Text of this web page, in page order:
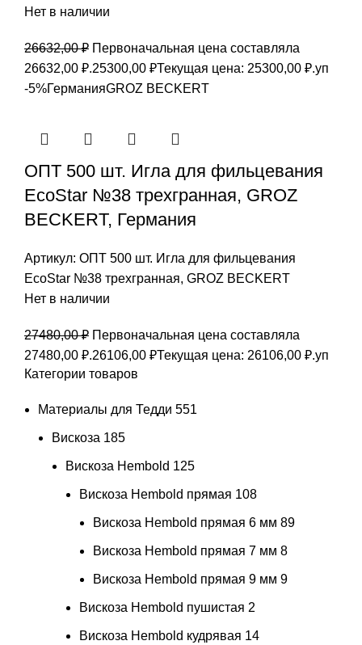
Нет в наличии
26632,00₽ Первоначальная цена составляла
26632,00 ₽.25300,00 ₽Текущая цена: 25300,00 ₽.уп
-5%ГерманияGROZ BEСKERT
ОПТ 500 шт. Игла для фильцевания
EcoStar №38 трехгранная, GROZ
BEСKERT, Германия
Артикул: ОПТ 500 шт. Игла для фильцевания
EcoStar №38 трехгранная, GROZ BEСKERT
Нет в наличии
27480,00₽ Первоначальная цена составляла
27480,00 ₽.26106,00 ₽Текущая цена: 26106,00 ₽.уп
Категории товаров
Материалы для Тедди 551
Вискоза 185
Вискоза Hembold 125
Вискоза Hembold прямая 108
Вискоза Hembold прямая 6 мм 89
Вискоза Hembold прямая 7 мм 8
Вискоза Hembold прямая 9 мм 9
Вискоза Hembold пушистая 2
Вискоза Hembold кудрявая 14